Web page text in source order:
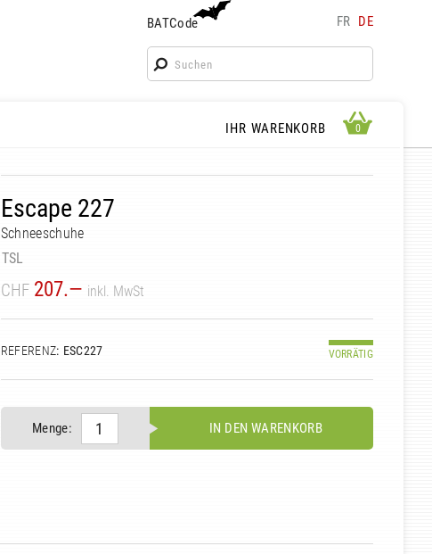
BATCode FR DE
BATCode
Geben Sie Ihren Namen ein und bestätigen
IHR WARENKORB 0 0
Escape 227
Schneeschuhe
TSL
CHF 207.— inkl. MwSt
REFERENZ: ESC227 VORRÄTIG
Menge: IN DEN WARENKORB